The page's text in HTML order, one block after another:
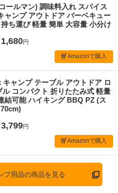
ールマン) 調味料入れ スパイス
ャンプ アウトドア バーベキュー
ち運び 軽量 簡単 大容量 小分け
1,680円
Amazonで購入
ャンプ テーブル アウトドア ロ
ル コンパクト 折りたたみ式 軽量
結可能 ハイキング BBQ PZ (ス
3,799円
Amazonで購入
プ用品の商品を見る